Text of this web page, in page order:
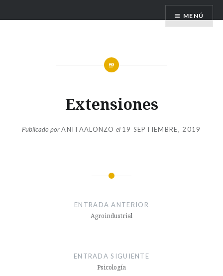
al
MENÚ
Extensiones
Publicado porANITAALONZO el 19 SEPTIEMBRE, 2019
ENTRADA ANTERIOR
Agroindustrial
ENTRADA SIGUIENTE
Psicología